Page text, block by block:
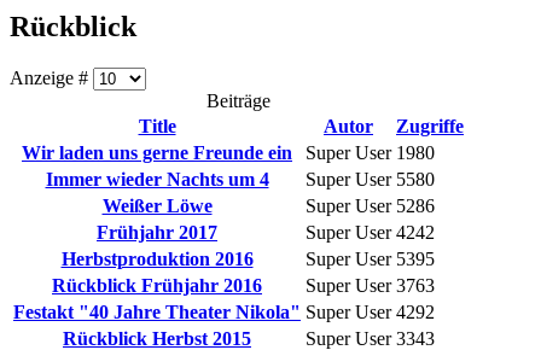
Rückblick
Anzeige #
Beiträge
Title
Autor
Zugriffe
Wir laden uns gerne Freunde ein
Super User 1980
Immer wieder Nachts um 4
Super User 5580
Weißer Löwe
Super User 5286
Frühjahr 2017
Super User 4242
Herbstproduktion 2016
Super User 5395
Rückblick Frühjahr 2016
Super User 3763
Festakt "40 Jahre Theater Nikola" Super User 4292
Rückblick Herbst 2015
Super User 3343